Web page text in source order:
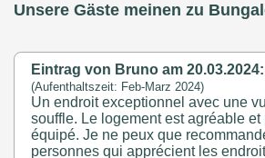
Unsere Gäste meinen zu
Eintrag von Bruno am 20.03.2024:
(Aufenthaltszeit: Feb-Marz 2024)
Un endroit exceptionnel avec une
souffle. Le logement est agréable et
équipé. Je ne peux que
personnes qui apprécient les